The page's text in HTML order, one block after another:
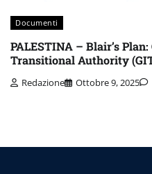
Documenti
PALESTINA – Blair’s
Transitional Authority
Redazione Ottobre 9, 2025